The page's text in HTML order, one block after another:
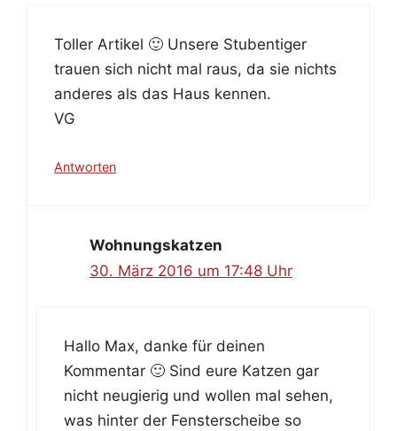
Toller Artikel 🙂 Unsere Stubentiger
trauen sich nicht mal raus, da sie nichts
anderes als das Haus kennen.
VG
Antworten
Wohnungskatzen
30. März 2016 um 17:48 Uhr
Hallo Max, danke für deinen
Kommentar 🙂 Sind eure Katzen gar
nicht neugierig und wollen mal sehen,
was hinter der Fensterscheibe so